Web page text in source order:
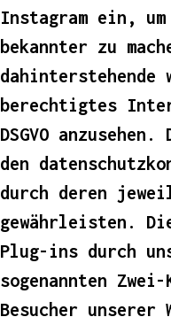
Instagram ein,
bekannter zu
berechtigtes
DSGVO
den
durch deren
gewährleisten.
Plug-ins durch
sogenannten
Besucher unserer